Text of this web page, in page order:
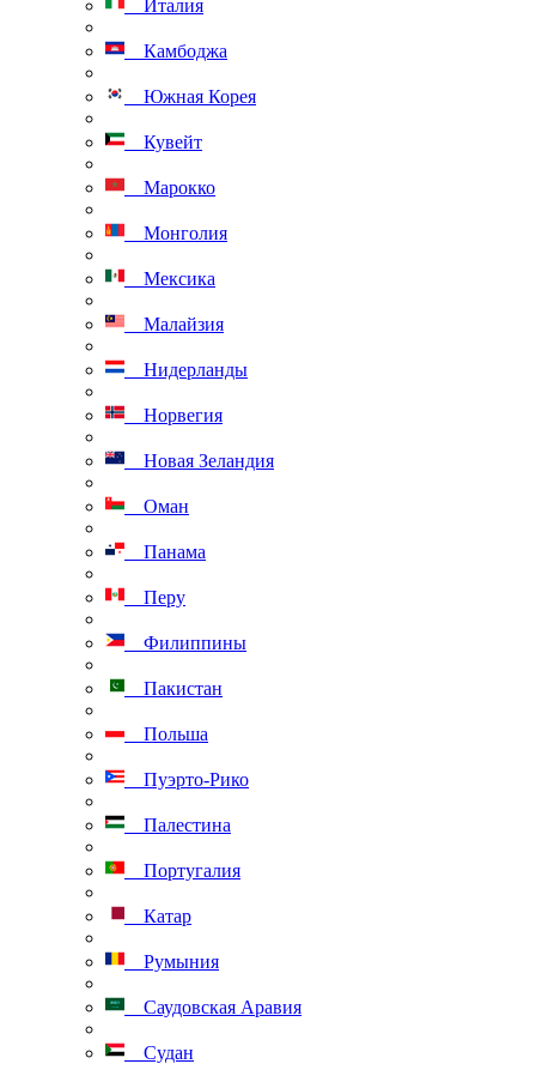
Италия
Камбоджа
Южная Корея
Кувейт
Марокко
Монголия
Мексика
Малайзия
Нидерланды
Норвегия
Новая Зеландия
Оман
Панама
Перу
Филиппины
Пакистан
Польша
Пуэрто-Рико
Палестина
Португалия
Катар
Румыния
Саудовская Аравия
Судан